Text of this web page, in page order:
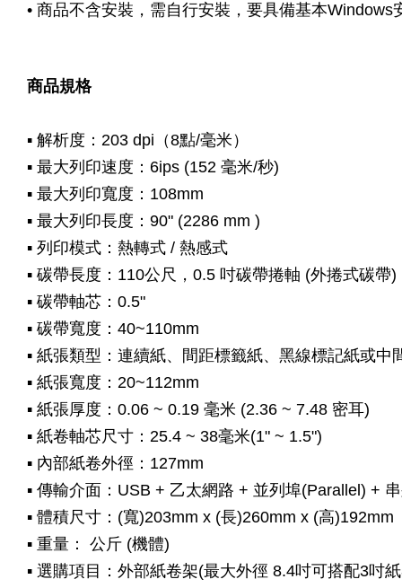
• 商品不含安裝，需自行安裝，要具備基本Windows
商品規格
▪ 解析度：203 dpi（8點/毫米）
▪ 最大列印速度：6ips (152 毫米/秒)
▪ 最大列印寬度：108mm
▪ 最大列印長度：90" (2286 mm )
▪ 列印模式：熱轉式 / 熱感式
▪ 碳帶長度：110公尺，0.5 吋碳帶捲軸 (外捲式碳帶)
▪ 碳帶軸芯：0.5"
▪ 碳帶寬度：40~110mm
▪ 紙張類型：連續紙、間距標籤紙、黑線標記紙或中
▪ 紙張寬度：20~112mm
▪ 紙張厚度：0.06 ~ 0.19 毫米 (2.36 ~ 7.48 密耳)
▪ 紙卷軸芯尺寸：25.4 ~ 38毫米(1" ~ 1.5")
▪ 內部紙卷外徑：127mm
▪ 傳輸介面： USB + 乙太網路 + 並列埠(Parallel) +
▪ 體積尺寸：(寬)203mm x (長)260mm x (高)192mm
▪ 重量： 公斤 (機體)
▪ 選購項目：外部紙卷架(最大外徑 8.4吋可搭配3吋